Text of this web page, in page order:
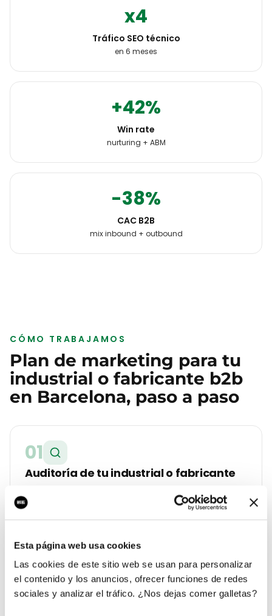
Esta página web usa cookies
Las cookies de este sitio web se usan para personalizar
el contenido y los anuncios, ofrecer funciones de redes
sociales y analizar el tráfico. ¿Nos dejas comer galletas?
x4
Tráfico SEO técnico
en 6 meses
+42%
Win rate
nurturing + ABM
-38%
CAC B2B
mix inbound + outbound
CÓMO TRABAJAMOS
Plan de marketing para tu
industrial o fabricante b2b
en Barcelona, paso a paso
01
Auditoría de tu industrial o fabricante
Analizamos tu web, tu Google Business Profile, tus
reseñas y la competencia real que tienes en
cuesta cada lead hoy y a cuánto debería estar.